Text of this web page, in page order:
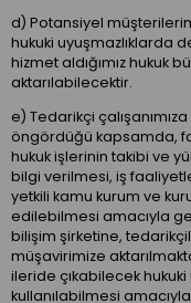
d) Potansiyel
hukuki uyuşmazlıklarda
hizmet aldığımız hukuk
aktarılabilecektir.
e) Tedarikçi
öngördüğü kapsamda,
hukuk işlerinin takibi ve
bilgi verilmesi, iş
yetkili kamu kurum ve
edilebilmesi amacıyla
bilişim şirketine,
müşavirimize
ileride çıkabilecek
kullanılabilmesi